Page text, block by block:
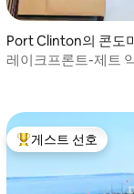
만점), 후기 314개
Port Clinton의 콘도
레이크프론트-제트
상위 게스트 선호
게스트 선호